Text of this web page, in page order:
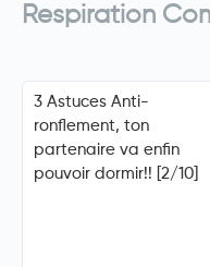
Respiration
3 Astuces Anti-
ronflement, ton
partenaire va enfin
pouvoir dormir!! [2/10]